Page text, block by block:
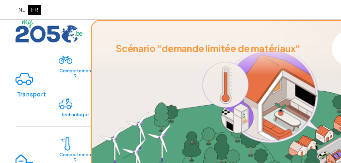
NL FR
Transport
Comportemen
t
Technologie
Comportemen
t
Scénario "demande limitée de matériaux"